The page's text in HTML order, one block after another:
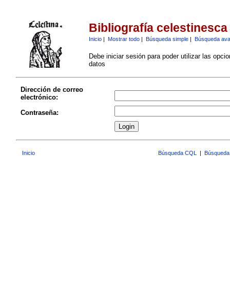
Bibliografía celestinesca
Inicio| Mostrar todo| Búsqueda simple| Búsqueda
Debe iniciar sesión para poder utilizar las
datos
Dirección de correo
electrónico:
Contraseña:
Inicio Búsqueda CQL |